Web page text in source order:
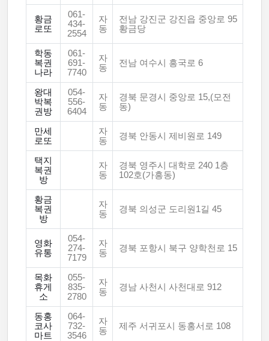
황금
로또
061-
434-
2554
자
동
전남 강진군 강진읍 중앙로 95
황금당
학동
복권
나라
061-
691-
7740
자
동
전남 여수시 흥국로 6
왕대
박복
권방
054-
556-
6404
자
동
경북 문경시 중앙로 15,(모전
동)
만세
로또
자
동
경북 안동시 제비원로 149
택지
복권
방
자
동
경북 영주시 대학로 240 1층
102호(가흥동)
황금
복권
방
자
동
경북 의성군 도리원1길 45
영화
유통
054-
274-
7179
자
동
경북 포항시 북구 양학천로 15
목화
휴게
소
055-
835-
2780
자
동
경남 사천시 사천대로 912
동홍
코사
마트
064-
732-
3546
자
동
제주 서귀포시 동홍서로 108